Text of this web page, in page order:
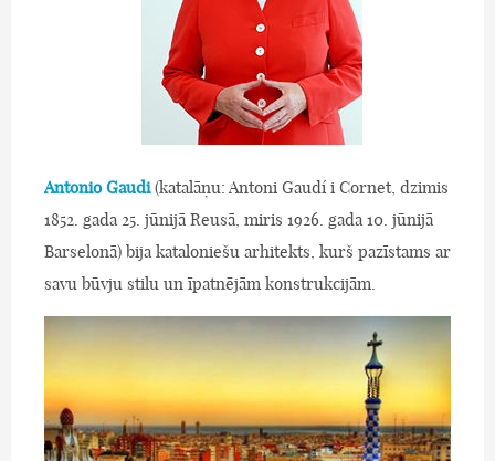
Antonio Gaudi(katalāņu: Antoni Gaudí i Cornet, dzimis
1852. gada 25. jūnijā Reusā, miris 1926. gada 10. jūnijā
Barselonā) bija kataloniešu arhitekts, kurš pazīstams ar
savu būvju stilu un īpatnējām konstrukcijām.